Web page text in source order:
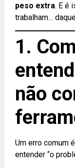
peso extra. E é
trabalham…
1.
não
Um erro comum
entender “o